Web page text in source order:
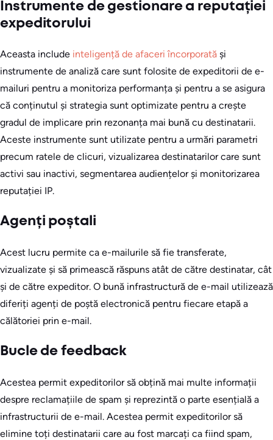
Instrumente de gestionare a reputației
expeditorului
Aceasta include inteligență de afaceri încorporată și
instrumente de analiză care sunt folosite de expeditorii de e-
mailuri pentru a monitoriza performanța și pentru a se asigura
că conținutul și strategia sunt optimizate pentru a crește
gradul de implicare prin rezonanța mai bună cu destinatarii.
Aceste instrumente sunt utilizate pentru a urmări parametri
precum ratele de clicuri, vizualizarea destinatarilor care sunt
activi sau inactivi, segmentarea audiențelor și monitorizarea
reputației IP.
Agenți poștali
Acest lucru permite ca e-mailurile să fie transferate,
vizualizate și să primească răspuns atât de către destinatar, cât
și de către expeditor. O bună infrastructură de e-mail utilizează
diferiți agenți de poștă electronică pentru fiecare etapă a
călătoriei prin e-mail.
Bucle de feedback
Acestea permit expeditorilor să obțină mai multe informații
despre reclamațiile de spam și reprezintă o parte esențială a
infrastructurii de e-mail. Acestea permit expeditorilor să
elimine toți destinatarii care au fost marcați ca fiind spam,